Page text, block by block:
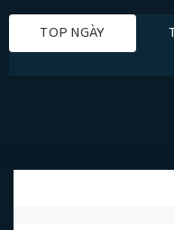
TOP NGÀY